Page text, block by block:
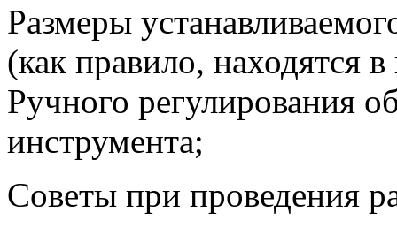
Размеры
(как правило, находятся
Ручного регулирования
инструмента;
Советы при проведения